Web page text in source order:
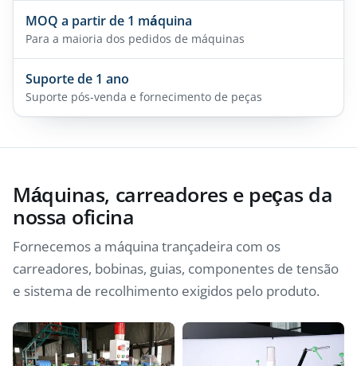
MOQ a partir de 1 máquina
Para a maioria dos pedidos de máquinas
Suporte de 1 ano
Suporte pós-venda e fornecimento de peças
Máquinas, carreadores e peças da
nossa oficina
Fornecemos a máquina trançadeira com os
carreadores, bobinas, guias, componentes de tensão
e sistema de recolhimento exigidos pelo produto.